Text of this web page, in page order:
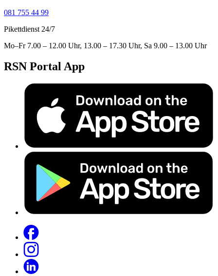
081 755 44 99
Pikettdienst 24/7
Mo–Fr 7.00 – 12.00 Uhr, 13.00 – 17.30 Uhr, Sa 9.00 – 13.00 Uhr
RSN Portal App